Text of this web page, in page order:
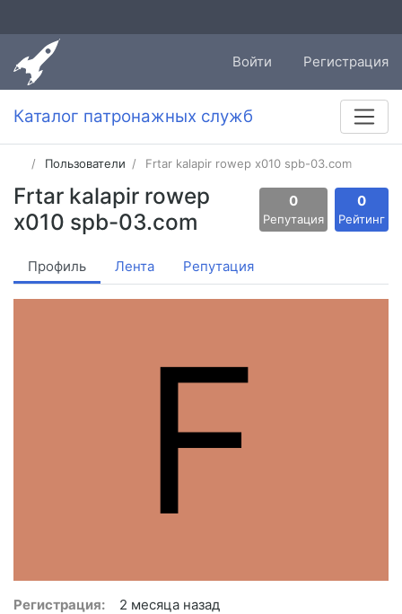
Войти Регистрация
Каталог патронажных служб
Пользователи Frtar kalapir rowep x010 spb-03.com
Frtar kalapir rowep
x010 spb-03.com
0
Репутация
0
Рейтинг
Профиль Лента Репутация
F
Регистрация:
2 месяца назад